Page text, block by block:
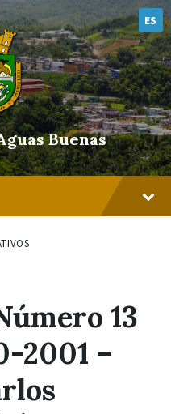
ES
Buenas
13
2001 –